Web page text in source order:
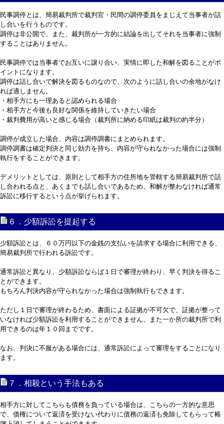
民事調停とは、簡易裁判所で裁判官・民間の調停委員をまじえて当事者が話
し合いを行うものです。
調停は非公開で、また、裁判所が一方的に結論を出してそれを当事者に強制
することはありません。
民事調停では当事者でお互いに譲り合い、実情に即した和解を図ることがポ
イントになります。
調停は話し合いで解決を図るものなので、次のように話し合いの余地がなけ
れば適しません。
・相手方にも一理あると認められる場合
・相手方と今後も良好な関係を維持していきたい場合
・裁判費用が高いと感じる場合（裁判所に納める印紙は裁判の約半分）
調停が成立した場合、内容は調停調書にまとめられます。
調停調書は確定判決と同じ効力を持ち、内容が守られなかった場合には強制
執行をすることができます。
デメリットとしては、原則として相手方の住所地を管轄する簡易裁判所で話
し合われる点と、あくまでも話し合いであるため、和解が整わなければ通常
訴訟に移行するという点が挙げられます。
６．少額訴訟を提起する
少額訴訟とは、６０万円以下の金銭の支払いを請求する場合に利用できる、
簡易裁判所で行われる訴訟です。
通常訴訟と異なり、少額訴訟ならば１日で審理が終わり、早く判決を得るこ
とができます。
もちろん判決内容が守られなかった場合は強制執行もできます。
ただし１日で審理が終わるため、書面による証拠が不可欠で、証拠が整って
いなければ少額訴訟を利用することができません。また一か所の裁判所で利
用できるのは年１０回までです。
なお、判決に不服がある場合には、通常訴訟によって審理をすることになり
ます。
７．相殺という手法もある
相手方に対してこちらも債務を負っている場合は、こちらの一方的な意思
で、債権について返済を受けない代わりに債務の返済も免除してもらって帳